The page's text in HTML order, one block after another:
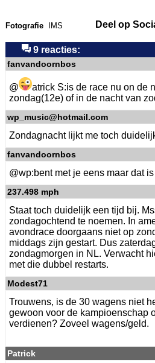
Fotografie IMS Deel op
9 reacties:
fanvandoornbos
@
atrick S:is de race nu on de
zondag(12e) of in de nacht van
wp_music@hotmail.com
Zondagnacht lijkt me toch
fanvandoornbos
@wp:bent met je eens maar dat
237.498 mph
Staat toch duidelijk een tijd bij.
zondagochtend te noemen. In
avondrace doorgaans niet op
middags zijn gestart. Dus
zondagmorgen in NL. Verwacht
met die dubbel restarts.
Modest71
Trouwens, is de 30 wagens niet
gewoon voor de kampioenschap
verdienen? Zoveel wagens/geld.
Patrick